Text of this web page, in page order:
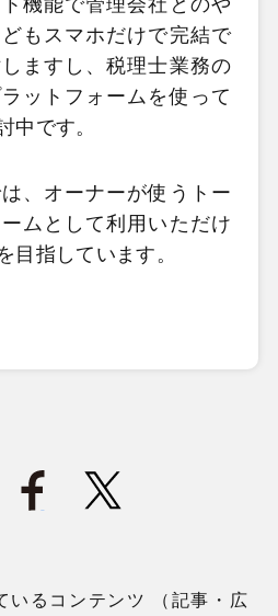
機能で管理会社とのや
もスマホだけで完結で
ますし、税理士業務の
ットフォームを使って
中です。
、オーナーが使うトー
ムとして利用いただけ
目指しています。
いるコンテンツ （記事・広